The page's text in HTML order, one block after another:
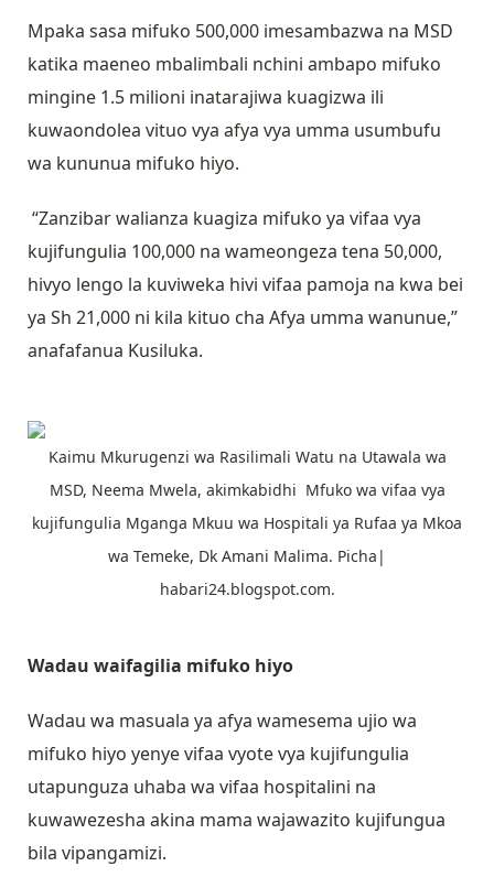
Mpaka sasa mifuko 500,000 imesambazwa na MSD
katika maeneo mbalimbali nchini ambapo mifuko
mingine 1.5 milioni inatarajiwa kuagizwa ili
kuwaondolea vituo vya afya vya umma usumbufu
wa kununua mifuko hiyo.
“Zanzibar walianza kuagiza mifuko ya vifaa vya
kujifungulia 100,000 na wameongeza tena 50,000,
hivyo lengo la kuviweka hivi vifaa pamoja na kwa bei
ya Sh 21,000 ni kila kituo cha Afya umma wanunue,”
anafafanua Kusiluka.
Kaimu Mkurugenzi wa Rasilimali Watu na Utawala wa
MSD, Neema Mwela, akimkabidhi Mfuko wa vifaa vya
kujifungulia Mganga Mkuu wa Hospitali ya Rufaa ya Mkoa
wa Temeke, Dk Amani Malima. Picha|
habari24.blogspot.com.
Wadau waifagilia mifuko hiyo
Wadau wa masuala ya afya wamesema ujio wa
mifuko hiyo yenye vifaa vyote vya kujifungulia
utapunguza uhaba wa vifaa hospitalini na
kuwawezesha akina mama wajawazito kujifungua
bila vipangamizi.